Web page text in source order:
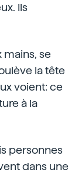
Ils
mains, se
la tête
voient: ce
à la
personnes
dans une